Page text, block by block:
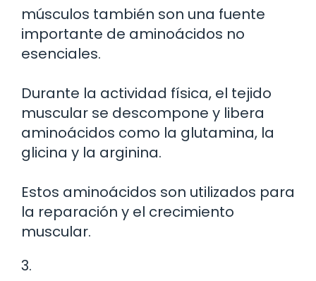
músculos también son una fuente
importante de aminoácidos no
esenciales.
Durante la actividad física, el tejido
muscular se descompone y libera
aminoácidos como la glutamina, la
glicina y la arginina.
Estos aminoácidos son utilizados para
la reparación y el crecimiento
muscular.
3.